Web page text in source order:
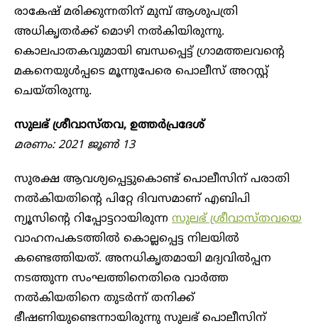
രാകേഷ് മരിക്കുന്നതിന് മുമ്പ് ആശുപത്രി
അധികൃതർക്ക് മൊഴി നൽകിയിരുന്നു.
കൊലപാതകവുമായി ബന്ധപ്പെട്ട് ഗ്രാമത്തലവന്റെ
മകനെയുൾപ്പടെ മൂന്നുപേരെ പൊലീസ് അറസ്റ്റ്
ചെയ്തിരുന്നു.
സുലഭ് ശ്രീവാസ്തവ, ഉത്തർപ്രദേശ്
മരണം: 2021 ജൂൺ 13
സുരക്ഷ ആവശ്യപ്പെട്ടുകൊണ്ട് പൊലീസിന് പരാതി
നൽകിയതിന്റെ പിറ്റേ ദിവസമാണ് എബിപി
ന്യൂസിന്റെ റിപ്പോട്ടറായിരുന്ന സുലഭ് ശ്രീവാസ്തവയെ
വാഹനപകടത്തിൽ കൊല്ലപ്പെട്ട നിലയിൽ
കണ്ടെത്തിയത്. അനധികൃതമായി മദ്യവിൽപ്പന
നടത്തുന്ന സംഘത്തിനെതിരെ വാർത്ത
നൽകിയതിനെ തുടർന്ന് തനിക്ക്
ഭീഷണിയുണ്ടെന്നായിരുന്നു സുലഭ് പൊലീസിന്